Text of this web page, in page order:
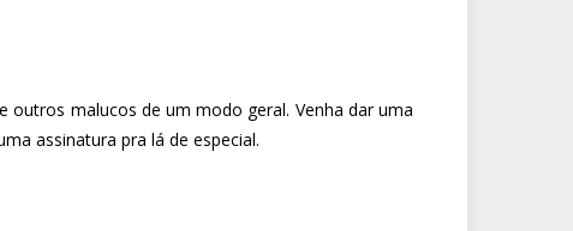
outros malucos de um modo geral. Venha dar uma
assinatura pra lá de especial.